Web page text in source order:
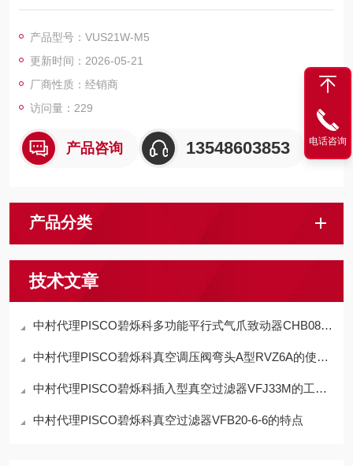
感器，“W" 代表两点开关输出，“M5" 指 M5×0.8 规格外螺纹接
产品型号：VUS21W-M5
更新时间：2026-05-21
厂商性质：经销商
访问量：229
产品咨询 13548603853
产品分类
技术文章
中村代理PISCO碧烁科多功能平行式气爪致动器CHB08-D特点
中村代理PISCO碧烁科真空调压阀弯头A型RVZ6A的使用方法
中村代理PISCO碧烁科插入型真空过滤器VFJ33M的工作原理
中村代理PISCO碧烁科真空过滤器VFB20-6-6的特点
电话咨询